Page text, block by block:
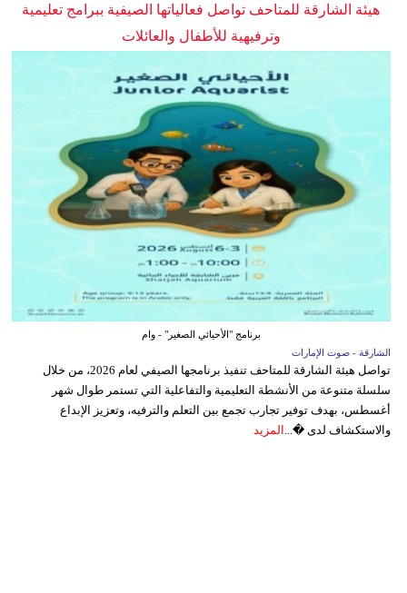
هيئة الشارقة للمتاحف تواصل فعالياتها الصيفية ببرامج تعليمية
وترفيهية للأطفال والعائلات
برنامج "الأحيائي الصغير" - وام
الشارقة - صوت الإمارات
تواصل هيئة الشارقة للمتاحف تنفيذ برنامجها الصيفي لعام 2026، من خلال
سلسلة متنوعة من الأنشطة التعليمية والتفاعلية التي تستمر طوال شهر
أغسطس، بهدف توفير تجارب تجمع بين التعلم والترفيه، وتعزيز الإبداع
والاستكشاف لدى �... المزيد